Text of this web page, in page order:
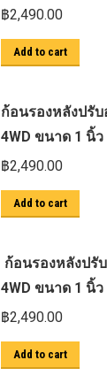
฿2,490.00
Add to cart
ก้อนรองหลังปรับ
4WD ขนาด 1 นิ้
฿2,490.00
Add to cart
ก้อนรองหลังปรั
4WD ขนาด 1 นิ้
฿2,490.00
Add to cart